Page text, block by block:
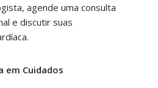
agende uma consulta
e discutir suas
em Cuidados